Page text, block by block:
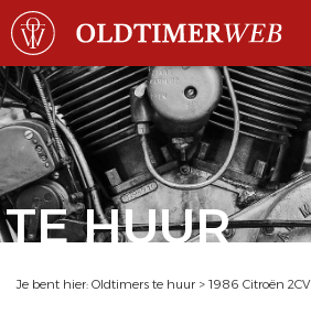
TE HUUR
Je bent hier: Oldtimers te huur > 1986 Citroën 2CV